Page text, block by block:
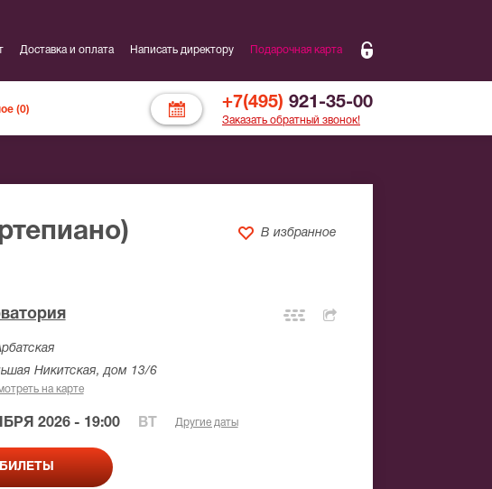
Доставка и оплата Написать директору Подарочная карта
+7(495) 921-35-00
Заказать обратный звонок!
(0)
В избранное
Никитская, дом 13/6
на карте
2026 - 19:00 ВТ Другие даты
БИЛЕТЫ